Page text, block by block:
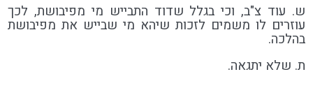
ש. עוד צ"ב, וכי בגלל שדוד התבייש מי מפיבושת, לכך
עוזרים לו משמים לזכות שיהא מי שבייש את מפיבושת
בהלכה.
ת. שלא יתגאה.